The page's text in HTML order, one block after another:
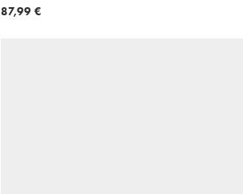
87,99 €